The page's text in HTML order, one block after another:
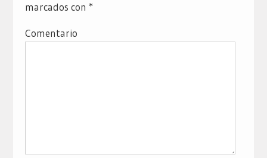
marcados con *
Comentario